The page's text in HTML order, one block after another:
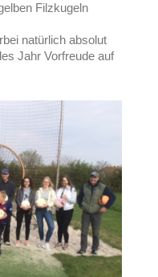
Filzkugeln
natürlich absolut
Jahr Vorfreude auf